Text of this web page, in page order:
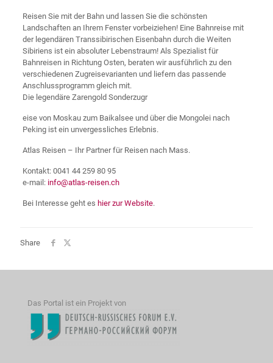
Reisen Sie mit der Bahn und lassen Sie die schönsten
Landschaften an Ihrem Fenster vorbeiziehen! Eine Bahnreise mit
der legendären Transsibirischen Eisenbahn durch die Weiten
Sibiriens ist ein absoluter Lebenstraum! Als Spezialist für
Bahnreisen in Richtung Osten, beraten wir ausführlich zu den
verschiedenen Zugreisevarianten und liefern das passende
Anschlussprogramm gleich mit.
Die legendäre Zarengold Sonderzugr
eise von Moskau zum Baikalsee und über die Mongolei nach
Peking ist ein unvergessliches Erlebnis.
Atlas Reisen – Ihr Partner für Reisen nach Mass.
Kontakt: 0041 44 259 80 95
e-mail: info@atlas-reisen.ch
Bei Interesse geht es hier zur Website.
Share
Das Portal ist ein Projekt von